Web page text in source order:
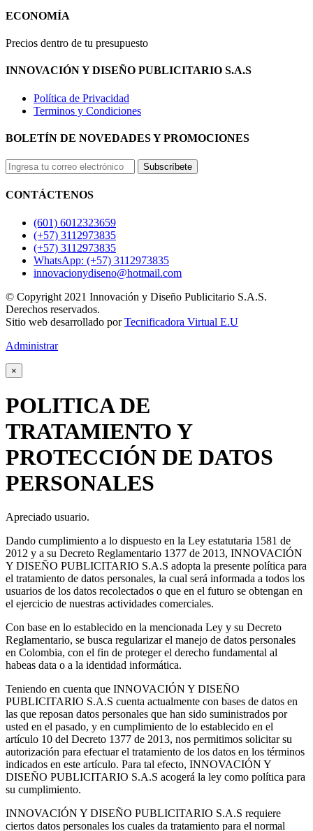
ECONOMÍA
Precios dentro de tu presupuesto
INNOVACIÓN Y DISEÑO PUBLICITARIO S.A.S
Política de Privacidad
Terminos y Condiciones
BOLETÍN DE NOVEDADES Y PROMOCIONES
Subscríbete
CONTÁCTENOS
(601) 6012323659
(+57) 3112973835
(+57) 3112973835
WhatsApp: (+57) 3112973835
innovacionydiseno@hotmail.com
© Copyright 2021 Innovación y Diseño Publicitario S.A.S.
Derechos reservados.
Sitio web desarrollado porTecnificadora Virtual E.U
Administrar
×
POLITICA DE
TRATAMIENTO Y
PROTECCIÓN DE DATOS
PERSONALES
Apreciado usuario.
Dando cumplimiento a lo ​dispuesto en la Ley estatutaria 1581 de
2012 y a su Decreto Reglamentario 1377 de 2013, INNOVACIÓN
Y DISEÑO PUBLICITARIO S.A.S adopta la presente política para
el tratamiento de datos personales, la cual será informada a todos los
usuarios de los datos recolectados o que en el futuro se obtengan en
el ejercicio de nuestras actividades comerciales.
Con base en lo establecido en la mencionada Ley y su Decreto
Reglamentario, se busca regularizar el manejo de datos personales
en Colombia, con el fin de proteger el derecho fundamental al
habeas data o a la identidad informática.
Teniendo en cuenta que INNOVACIÓN Y DISEÑO
PUBLICITARIO S.A.S cuenta actualmente con bases de datos en
las que reposan datos personales que han sido suministrados por
usted en el pasado, y en cumplimiento de lo establecido en el
artículo 10 del Decreto 1377 de 2013, nos permitimos solicitar su
autorización para efectuar el tratamiento de los datos en los términos
indicados en este artículo. Para tal efecto, INNOVACIÓN Y
DISEÑO PUBLICITARIO S.A.S acogerá la ley como política para
su cumplimiento.
INNOVACIÓN Y DISEÑO PUBLICITARIO S.A.S requiere
ciertos datos personales los cuales da tratamiento para el normal